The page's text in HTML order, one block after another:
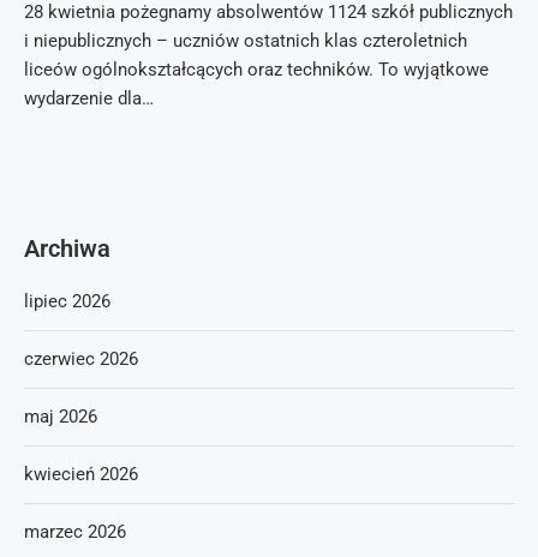
28 kwietnia pożegnamy absolwentów 1124 szkół publicznych
i niepublicznych – uczniów ostatnich klas czteroletnich
liceów ogólnokształcących oraz techników. To wyjątkowe
wydarzenie dla…
Archiwa
lipiec 2026
czerwiec 2026
maj 2026
kwiecień 2026
marzec 2026